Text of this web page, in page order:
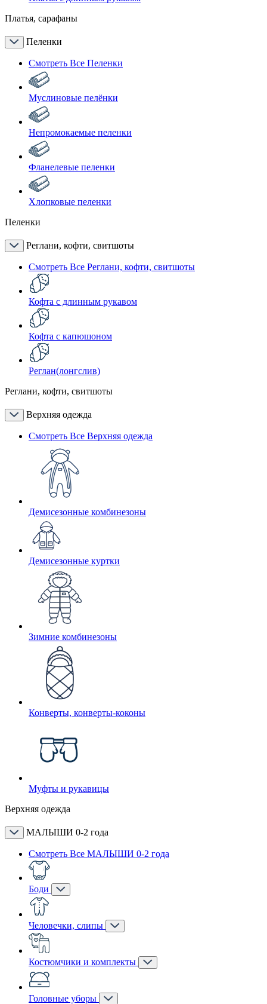
Платья, сарафаны
Пеленки
Смотреть Все Пеленки
Муслиновые пелёнки
Непромокаемые пеленки
Фланелевые пеленки
Хлопковые пеленки
Пеленки
Реглани, кофти, свитшоты
Смотреть Все Реглани, кофти, свитшоты
Кофта с длинным рукавом
Кофта с капюшоном
Реглан(лонгслив)
Реглани, кофти, свитшоты
Верхняя одежда
Смотреть Все Верхняя одежда
Демисезонные комбинезоны
Демисезонные куртки
Зимние комбинезоны
Конверты, конверты-коконы
Муфты и рукавицы
Верхняя одежда
МАЛЫШИ 0-2 года
Смотреть Все МАЛЫШИ 0-2 года
Боди
Человечки, слипы
Костюмчики и комплекты
Головные уборы